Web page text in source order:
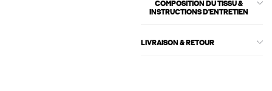
COMPOSITION DU TISSU &
INSTRUCTIONS D'ENTRETIEN
LIVRAISON & RETOUR